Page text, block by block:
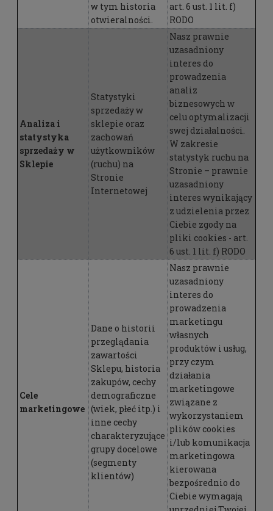
w tym historia
otwieralności.
art. 6 ust. 1 lit. f)
RODO
Analiza i
statystyka
sprzedaży w
Sklepie
Statystyki
sprzedaży w
sklepie oraz
zachowań
użytkowników
(ruchu) na
Stronie
Internetowej
Nasz prawnie
uzasadniony
interes do
prowadzenia
analiz
biznesowych w
celu optymalizacji
swej działalności.
W zakresie
statystyk ruchu na
Stronie – prawnie
uzasadniony
interes wynikający
z udzielenia przez
Ciebie zgody na
pliki cookies - art.
6 ust. 1 lit. f) RODO
Cele
marketingowe
Dane o historii
przeglądania
zawartości
Sklepu, historia
zakupów, cechy
demograficzne
(wiek, płeć itp.) i
inne cechy
charakteryzujące
grupy docelowe
(segmenty
klientów)
Nasz prawnie
uzasadniony
interes do
prowadzenia
marketingu
własnych
produktów i usług,
przy czym
działania
marketingowe
związane z
wykorzystaniem
plików cookies
i/lub komunikacja
marketingowa
kierowana
bezpośrednio do
Ciebie wymagają